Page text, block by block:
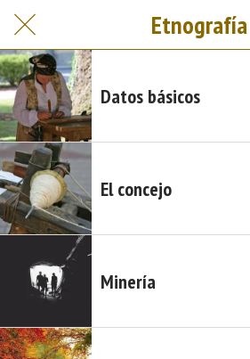
Etnografía
Datos básicos
El concejo
Minería